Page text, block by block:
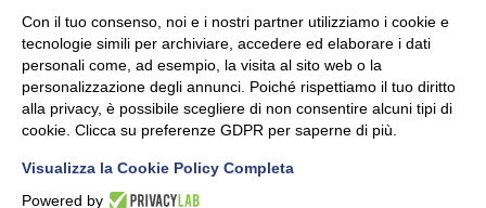
C.F. 00481790145 - N.REA SO-36426
PEC: unidata.sondrio@legalmail.it
Cap. soc. euro 100.000,00 i.v.
Con il tuo consenso, noi e i nostri partner utilizziamo i cookie e
tecnologie simili per archiviare, accedere ed elaborare i dati
personali come, ad esempio, la visita al sito web o la
personalizzazione degli annunci. Poiché rispettiamo il tuo diritto
alla privacy, è possibile scegliere di non consentire alcuni tipi di
cookie. Clicca su preferenze GDPR per saperne di più.
Visualizza la Cookie Policy Completa
Powered by